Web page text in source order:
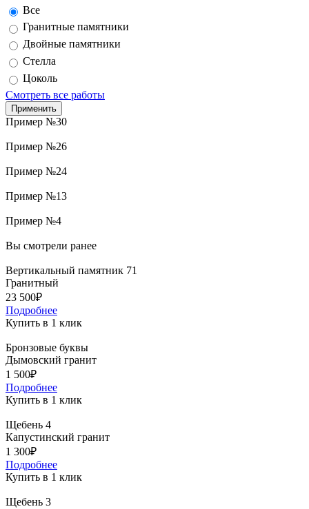
Все
Гранитные памятники
Двойные памятники
Стелла
Цоколь
Смотреть все работы
Пример №30
Пример №26
Пример №24
Пример №13
Пример №4
Вы смотрели ранее
Вертикальный памятник 71
Гранитный
23 500₽
Подробнее
Купить в 1 клик
Бронзовые буквы
Дымовский гранит
1 500₽
Подробнее
Купить в 1 клик
Щебень 4
Капустинский гранит
1 300₽
Подробнее
Купить в 1 клик
Щебень 3